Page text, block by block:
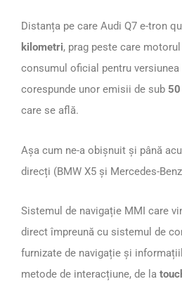
Distanța pe care Audi Q7 e-tron
kilometri, prag peste care
consumul oficial pentru
corespunde unor emisii de sub
care se află.
Așa cum ne-a obișnuit și până
direcți (BMW X5 și Mercedes-
Sistemul de navigație MMI care
direct împreună cu sistemul de
furnizate de navigație și
metode de interacțiune, de la